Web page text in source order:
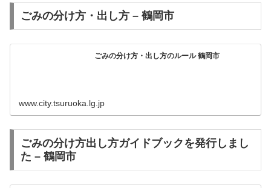
ごみの分け方・出し方 – 鶴岡市
ごみの分け方・出し方のルール 鶴岡市
www.city.tsuruoka.lg.jp
ごみの分け方出し方ガイドブックを発行しまし
た – 鶴岡市